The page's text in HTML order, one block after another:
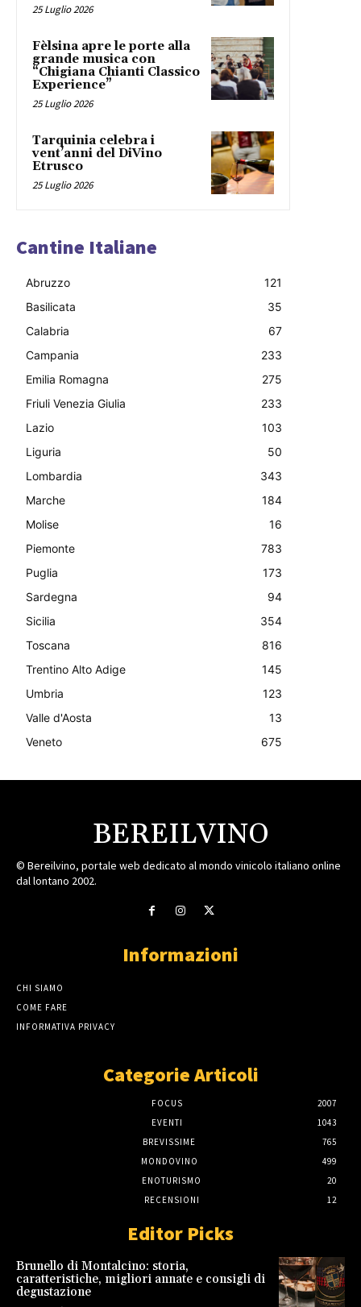
25 Luglio 2026
Fèlsina apre le porte alla
grande musica con
“Chigiana Chianti Classico
Experience”
25 Luglio 2026
Tarquinia celebra i
vent’anni del DiVino
Etrusco
25 Luglio 2026
Cantine Italiane
Abruzzo
121
Basilicata
35
Calabria
67
Campania
233
Emilia Romagna
275
Friuli Venezia Giulia
233
Lazio
103
Liguria
50
Lombardia
343
Marche
184
Molise
16
Piemonte
783
Puglia
173
Sardegna
94
Sicilia
354
Toscana
816
Trentino Alto Adige
145
Umbria
123
Valle d'Aosta
13
Veneto
675
BEREILVINO
© Bereilvino, portale web dedicato al mondo vinicolo italiano online
dal lontano 2002.
Informazioni
CHI SIAMO
COME FARE
INFORMATIVA PRIVACY
Categorie Articoli
FOCUS
2007
EVENTI
1043
BREVISSIME
765
MONDOVINO
499
ENOTURISMO
20
RECENSIONI
12
Editor Picks
Brunello di Montalcino: storia,
caratteristiche, migliori annate e consigli di
degustazione